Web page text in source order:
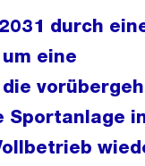
durch
eine